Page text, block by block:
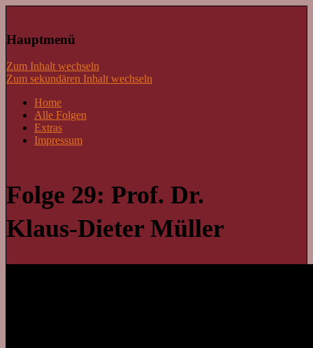
Lass mal schnacken!
Hauptmenü
Zum Inhalt wechseln
Zum sekundären Inhalt wechseln
Home
Alle Folgen
Extras
Impressum
Folge 29: Prof. Dr.
Klaus-Dieter Müller